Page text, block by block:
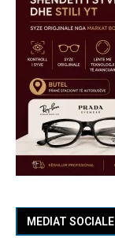
MEDIAT SOCIALE